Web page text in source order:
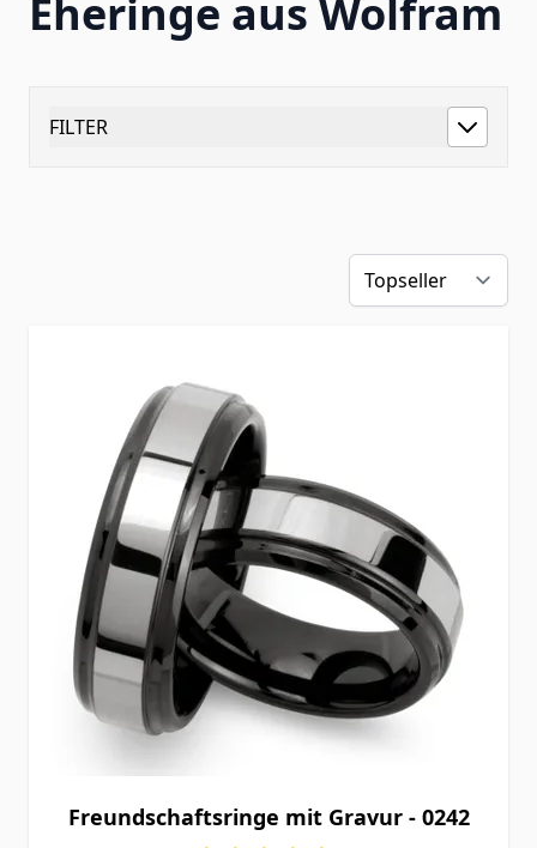
Eheringe aus Wolfram
FILTER
Freundschaftsringe mit Gravur - 0242